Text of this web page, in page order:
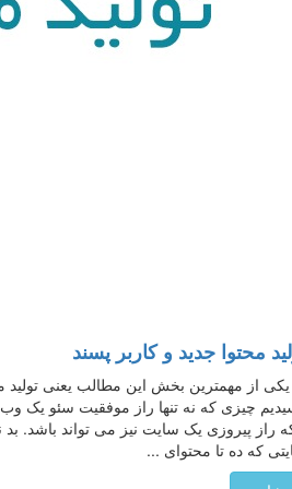
محتوا جدید و کاربر پسند
یکی از مهمترین بخش این مطالب یعنی تولید
چیزی که نه تنها راز موفقیت سئو یک
راز پیروزی یک سایت نیز می تواند باشد. بد
که ده تا محتوای ...